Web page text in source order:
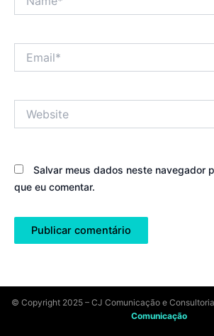
Salvar meus dados neste navegador
que eu comentar.
© Copyright 2025 – CJ Comunicação e
Comunicação